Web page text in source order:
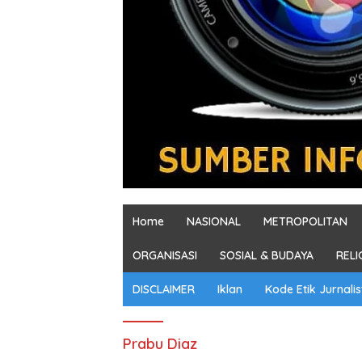
Home NASIONAL METROPOLITAN
ORGANISASI SOSIAL & BUDAYA
DISCLAIMER Iklan Kode Etik
Prabu Diaz